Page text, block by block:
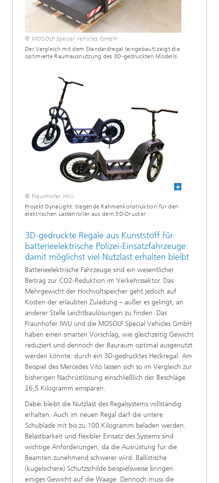
© MOSOLF Special Vehicles GmbH
Der Vergleich mit dem Standardregal (eingebaut) zeigt die
optimierte Raumausnutzung des 3D-gedruckten Modells.
© Fraunhofer IWU
Projekt DynaLight: tragende Rahmenkonstruktion für den
elektrischen Lastenroller aus dem 3D-Drucker
3D-gedruckte Regale aus Kunststoff für
batterieelektrische Polizei-Einsatzfahrzeuge:
damit möglichst viel Nutzlast erhalten bleibt
Batterieelektrische Fahrzeuge sind ein wesentlicher
Beitrag zur CO2-Reduktion im Verkehrssektor. Das
Mehrgewicht der Hochvoltspeicher geht jedoch auf
Kosten der erlaubten Zuladung – außer es gelingt, an
anderer Stelle Leichtbaulösungen zu finden. Das
Fraunhofer IWU und die MOSOLF Special Vehicles GmbH
haben einen smarten Vorschlag, wie gleichzeitig Gewicht
reduziert und dennoch der Bauraum optimal ausgenutzt
werden könnte: durch ein 3D-gedrucktes Heckregal. Am
Beispiel des Mercedes Vito lassen sich so im Vergleich zur
bisherigen Nachrüstlösung einschließlich der Beschläge
26,5 Kilogramm einsparen.
Dabei bleibt die Nutzlast des Regalsystems vollständig
erhalten. Auch im neuen Regal darf die untere
Schublade mit bis zu 100 Kilogramm beladen werden.
Belastbarkeit und flexibler Einsatz des Systems sind
wichtige Anforderungen, da die Ausrüstung für die
Beamten zunehmend schwerer wird. Ballistische
(kugelsichere) Schutzschilde beispielsweise bringen
einiges Gewicht auf die Waage. Dennoch muss die